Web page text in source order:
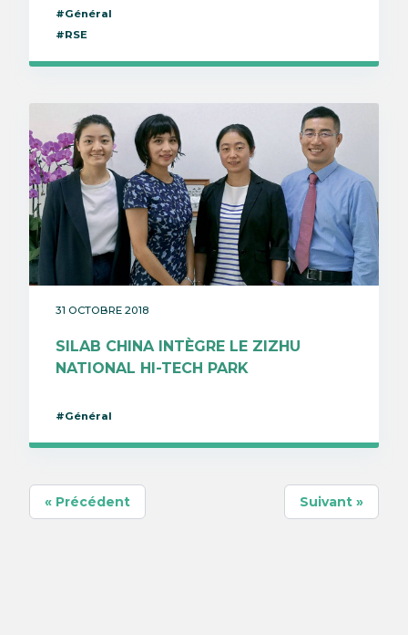
#Général
#RSE
31 OCTOBRE 2018
SILAB CHINA INTÈGRE LE ZIZHU
NATIONAL HI-TECH PARK
#Général
« Précédent Suivant »